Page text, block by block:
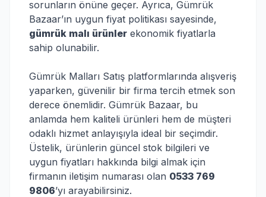
sorunların önüne geçer. Ayrıca, Gümrük
Bazaar’ın uygun fiyat politikası sayesinde,
gümrük malı ürünler ekonomik fiyatlarla
sahip olunabilir.
Gümrük Malları Satış platformlarında alışveriş
yaparken, güvenilir bir firma tercih etmek son
derece önemlidir. Gümrük Bazaar, bu
anlamda hem kaliteli ürünleri hem de müşteri
odaklı hizmet anlayışıyla ideal bir seçimdir.
Üstelik, ürünlerin güncel stok bilgileri ve
uygun fiyatları hakkında bilgi almak için
firmanın iletişim numarası olan 0533 769
9806’yı arayabilirsiniz.